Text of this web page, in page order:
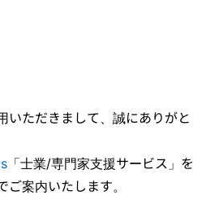
いただきまして、誠にありがと
「士業/専門家支援サービス」を
案内いたします。